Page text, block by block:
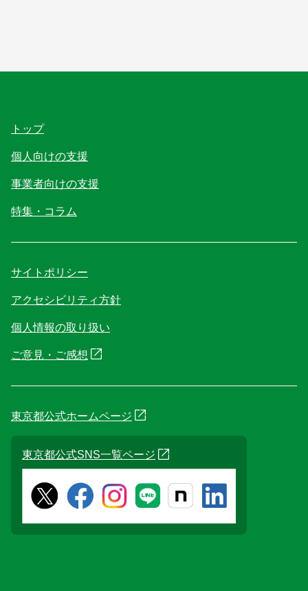
トップ
個人向けの支援
事業者向けの支援
特集・コラム
サイトポリシー
アクセシビリティ方針
個人情報の取り扱い
ご意見・ご感想
東京都公式ホームページ
東京都公式SNS一覧ページ